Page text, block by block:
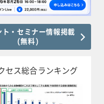
ト・セミナー情報掲載
(無料)
セス総合ランキング